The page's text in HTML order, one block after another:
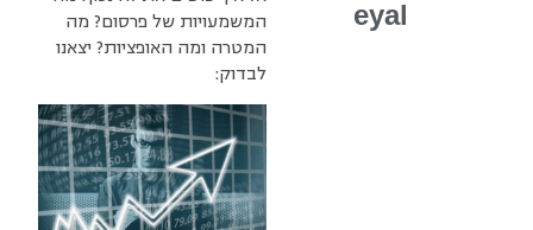
eyal
המשמעויות של פרסום? מה
המטרה ומה האופציות? יצאנו
לבדוק: